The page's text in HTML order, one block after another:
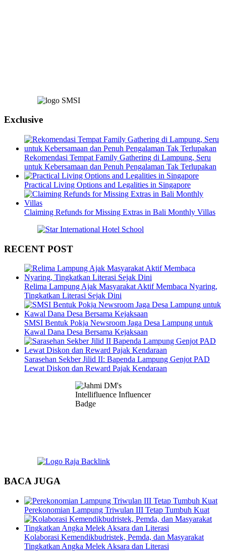
Exclusive
Rekomendasi Tempat Family Gathering di Lampung, Seru
untuk Kebersamaan dan Penuh Pengalaman Tak Terlupakan
Practical Living Options and Legalities in Singapore
Claiming Refunds for Missing Extras in Bali Monthly Villas
RECENT POST
Relima Lampung Ajak Masyarakat Aktif Membaca Nyaring,
Tingkatkan Literasi Sejak Dini
SMSI Bentuk Pokja Newsroom Jaga Desa Lampung untuk
Kawal Dana Desa Bersama Kejaksaan
Sarasehan Sekber Jilid II: Bapenda Lampung Genjot PAD
Lewat Diskon dan Reward Pajak Kendaraan
BACA JUGA
Perekonomian Lampung Triwulan III Tetap Tumbuh Kuat
Kolaborasi Kemendikbudristek, Pemda, dan Masyarakat
Tingkatkan Angka Melek Aksara dan Literasi